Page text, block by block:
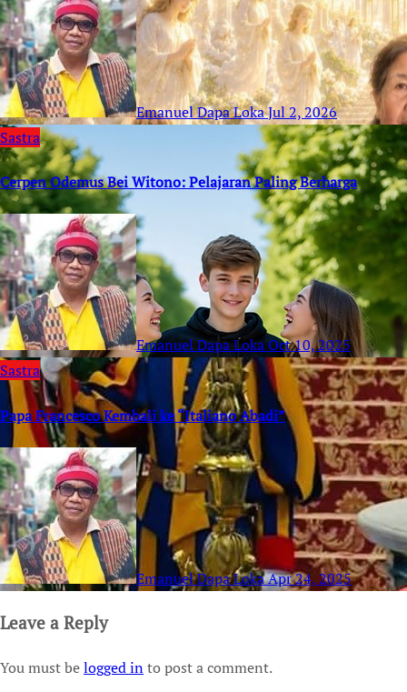
Emanuel Dapa LokaJul 2, 2026
Sastra
Cerpen Odemus Bei Witono: Pelajaran Paling Berharga
Emanuel Dapa LokaOct 10, 2025
Sastra
Papa Francesco Kembali ke “Italiano Abadi”
Emanuel Dapa LokaApr 24, 2025
Leave a Reply
You must belogged into post a comment.